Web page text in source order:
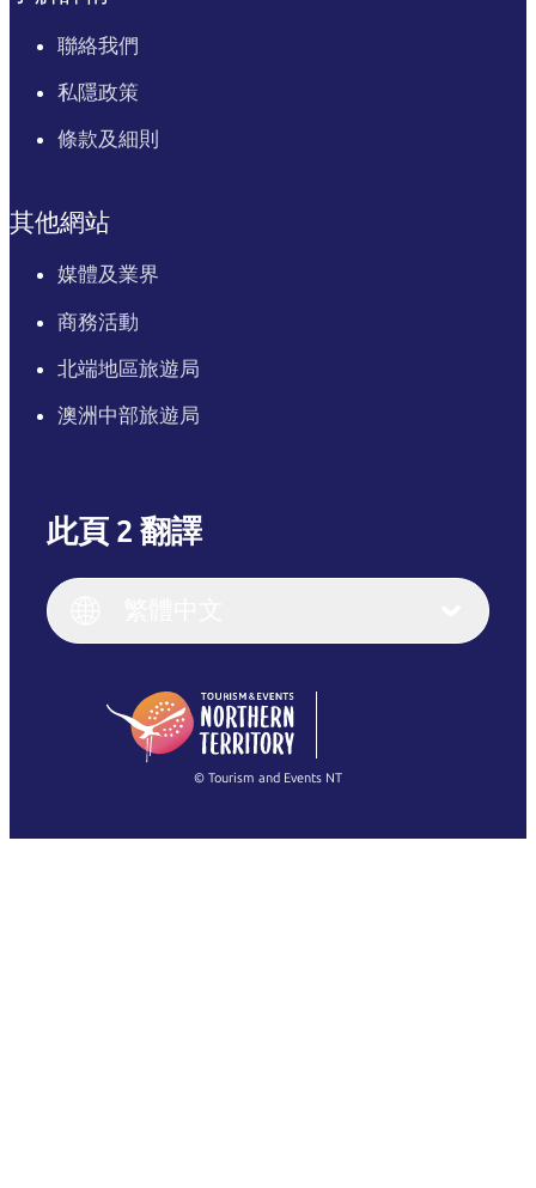
聯絡我們
私隱政策
條款及細則
其他網站
媒體及業界
商務活動
北端地區旅遊局
澳洲中部旅遊局
此頁 2 翻譯
English (US)
English
(Singapore)
Français
繁體中文
© Tourism and Events NT